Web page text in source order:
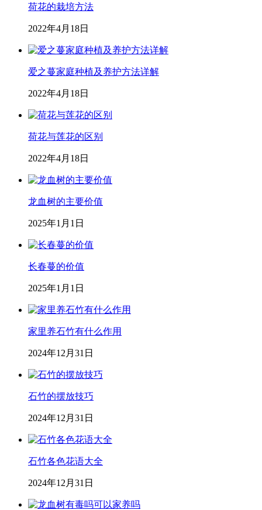
荷花的栽培方法
2022年4月18日
爱之蔓家庭种植及养护方法详解
2022年4月18日
荷花与莲花的区别
2022年4月18日
龙血树的主要价值
2025年1月1日
长春蔓的价值
2025年1月1日
家里养石竹有什么作用
2024年12月31日
石竹的摆放技巧
2024年12月31日
石竹各色花语大全
2024年12月31日